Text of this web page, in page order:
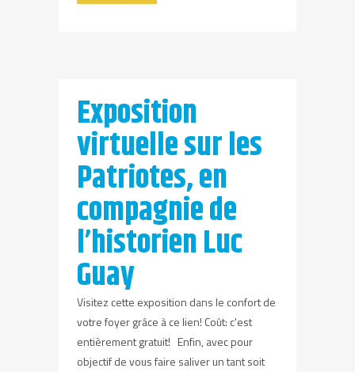
Exposition
virtuelle sur les
Patriotes, en
compagnie de
l’historien Luc
Guay
Visitez cette exposition dans le confort de
votre foyer grâce à ce lien! Coût: c'est
entièrement gratuit! Enfin, avec pour
objectif de vous faire saliver un tant soit